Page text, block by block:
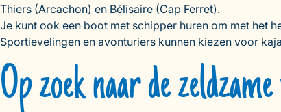
Thiers (Arcachon) en Bélisaire (Cap Ferret).
Je kunt ook een boot met schipper huren om met het
Sportievelingen en avonturiers kunnen kiezen voor
Op zoek naar de